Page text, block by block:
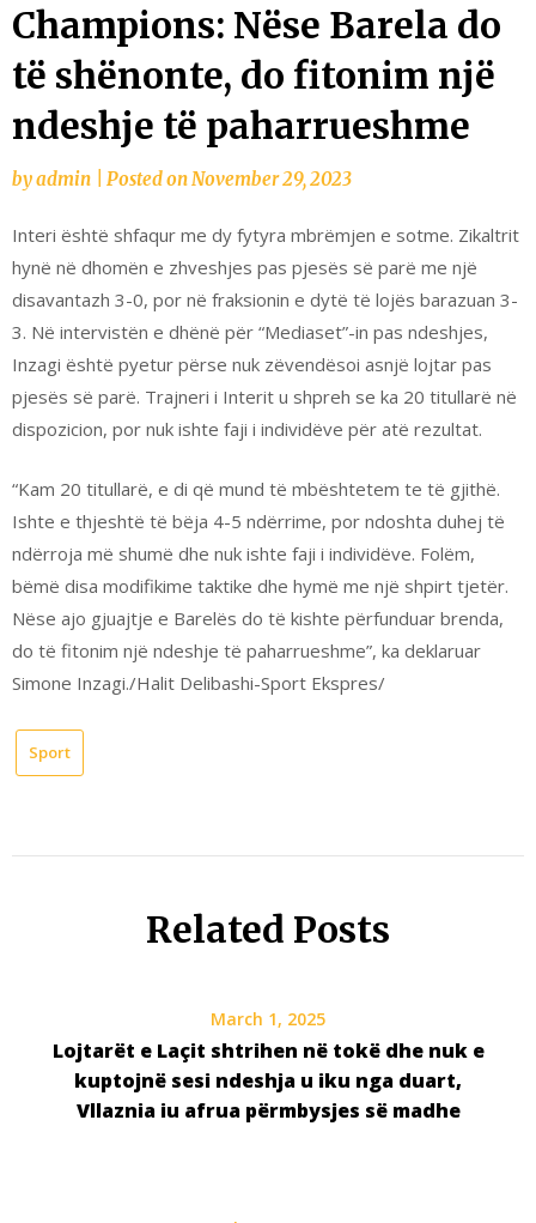
Champions: Nëse Barela do
të shënonte, do fitonim një
ndeshje të paharrueshme
byadmin Posted onNovember 29, 2023
Interi është shfaqur me dy fytyra mbrëmjen e sotme. Zikaltrit
hynë në dhomën e zhveshjes pas pjesës së parë me një
disavantazh 3-0, por në fraksionin e dytë të lojës barazuan 3-
3. Në intervistën e dhënë për “Mediaset”-in pas ndeshjes,
Inzagi është pyetur përse nuk zëvendësoi asnjë lojtar pas
pjesës së parë. Trajneri i Interit u shpreh se ka 20 titullarë në
dispozicion, por nuk ishte faji i individëve për atë rezultat.
“Kam 20 titullarë, e di që mund të mbështetem te të gjithë.
Ishte e thjeshtë të bëja 4-5 ndërrime, por ndoshta duhej të
ndërroja më shumë dhe nuk ishte faji i individëve. Folëm,
bëmë disa modifikime taktike dhe hymë me një shpirt tjetër.
Nëse ajo gjuajtje e Barelës do të kishte përfunduar brenda,
do të fitonim një ndeshje të paharrueshme”, ka deklaruar
Simone Inzagi./Halit Delibashi-Sport Ekspres/
Sport
Related Posts
March 1, 2025
Lojtarët e Laçit shtrihen në tokë dhe nuk e
kuptojnë sesi ndeshja u iku nga duart,
Vllaznia iu afrua përmbysjes së madhe